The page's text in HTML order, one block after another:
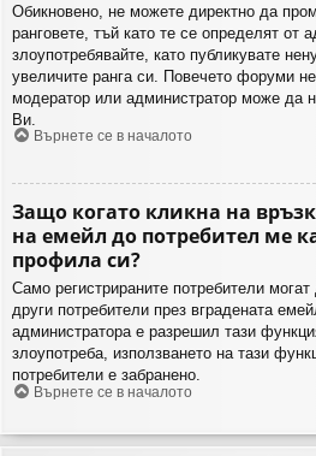
Обикновено, не можете директно да
ранговете, тъй като те се определят от
злоупотребявайте, като публикувате
увеличите ранга си. Повечето форуми
модератор или администратор може да
Ви.
Върнете се в началото
Защо когато кликна на
на емейл до потребител ме
профила си?
Само регистрираните потребители
други потребители през вградената
администратора е разрешил тази
злоупотреба, използването на тази
потребители е забранено.
Върнете се в началото